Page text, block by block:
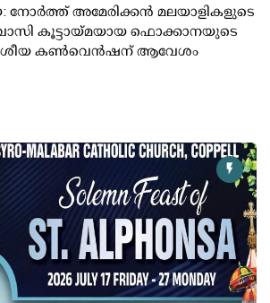
നോര്‍ത്ത് അമേരിക്കന്‍ മലയാളികളുടെ
കൂട്ടായ്മയായ ഫൊക്കാനയുടെ
കണ്‍വെന്‍ഷന് ആവേശം